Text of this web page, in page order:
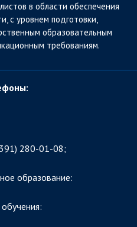
в области обеспечения
с уровнем подготовки,
образовательным
требованиям.
280-01-08;
образование: